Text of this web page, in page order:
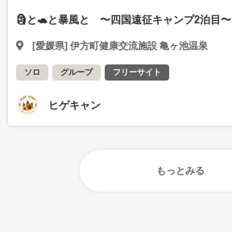
🗿と🐢と暴風と 〜四国遠征キャンプ2泊目〜
[愛媛県] 伊方町健康交流施設 亀ヶ池温泉
ソロ グループ フリーサイト
ヒゲキャン
もっとみる